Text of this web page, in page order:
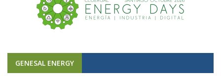
GENESAL ENERGY